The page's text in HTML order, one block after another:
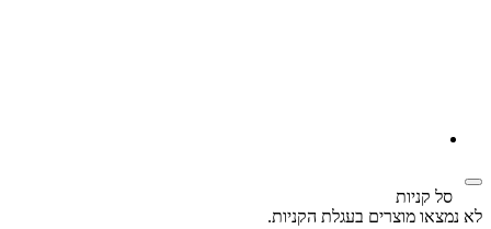
סל קניות‬
לא נמצאו מוצרים בעגלת הקניות.